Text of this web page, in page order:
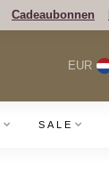
Cadeaubonnen
EUR
SALE